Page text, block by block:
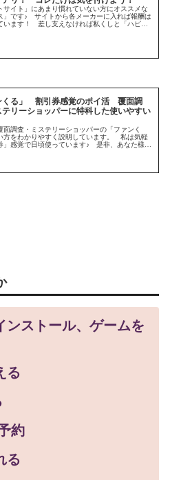
サイト」にあまり慣れていない方にオススメな
」です♪ サイトから各メーカーに入れば報酬は
います！ 差し支えなければ私くしと「ハピタ
くる」 割引券感覚のポイ活 覆面調
テリーショッパーに特科した使いやすい
面調査・ミステリーショッパーの「ファンく
方をわかりやすく説明しています。 私は気軽
」感覚で日頃使っています♪ 是非、あなた様も
ストール、ゲームを
る
約
る